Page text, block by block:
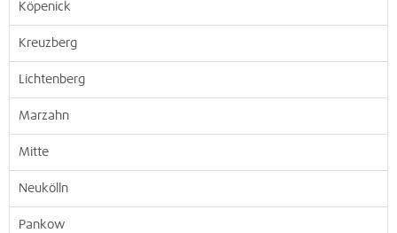
Köpenick
Kreuzberg
Lichtenberg
Marzahn
Mitte
Neukölln
Pankow